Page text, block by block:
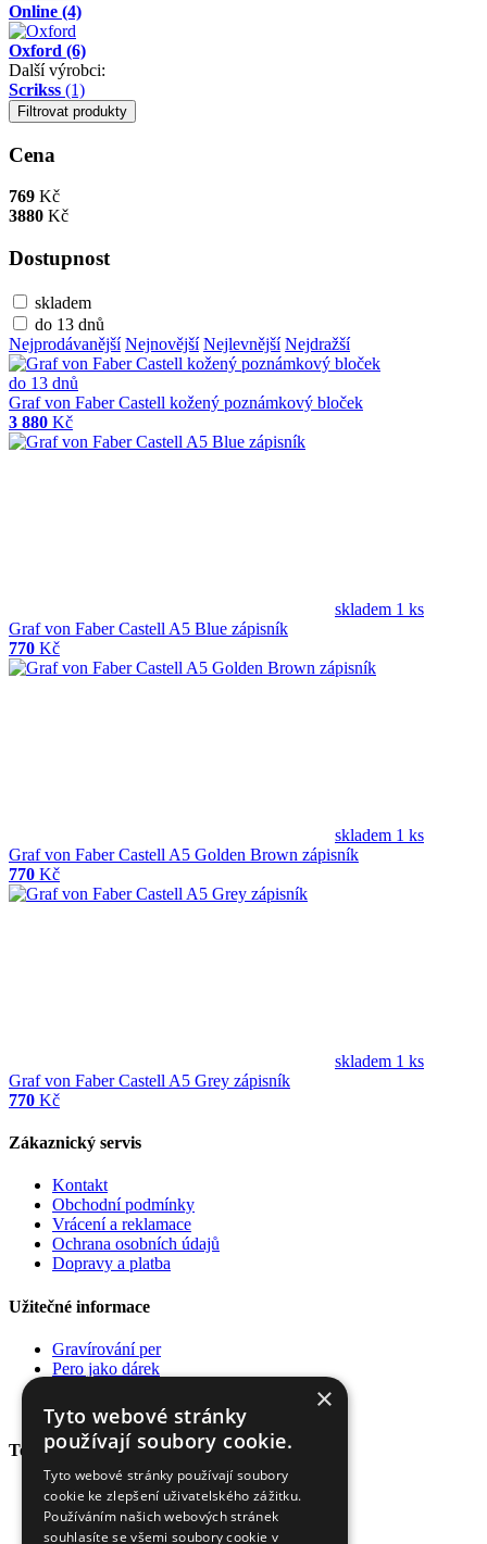
Online (4)
Oxford (6)
Další výrobci:
Scrikss (1)
Filtrovat produkty
Cena
769 Kč
3880 Kč
Dostupnost
skladem
do 13 dnů
Nejprodávanější Nejnovější Nejlevnější Nejdražší
do 13 dnů
Graf von Faber Castell kožený poznámkový bloček
3 880 Kč
skladem 1 ks
Graf von Faber Castell A5 Blue zápisník
770 Kč
skladem 1 ks
Graf von Faber Castell A5 Golden Brown zápisník
770 Kč
skladem 1 ks
Graf von Faber Castell A5 Grey zápisník
770 Kč
Zákaznický servis
Kontakt
Obchodní podmínky
Vrácení a reklamace
Ochrana osobních údajů
Dopravy a platba
Užitečné informace
Gravírování per
Pero jako dárek
Pro firmy
Top kategorie
Plnící pera
Kuličková pera
Rollery
×
Tyto webové stránky
používají soubory cookie.
Tyto webové stránky používají soubory
cookie ke zlepšení uživatelského zážitku.
Používáním našich webových stránek
souhlasíte se všemi soubory cookie v